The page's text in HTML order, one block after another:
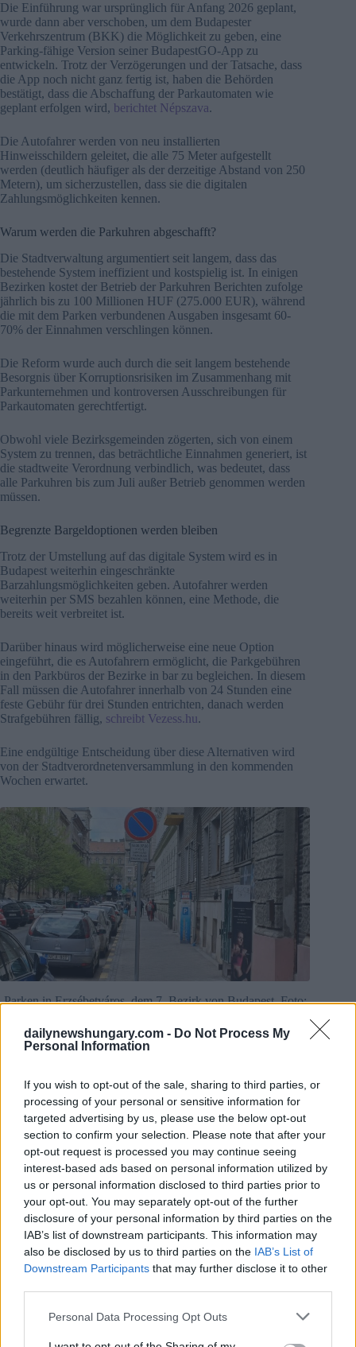
dailynewshungary.com - Do Not Process My
Personal Information
If you wish to opt-out of the sale, sharing to third parties, or
processing of your personal or sensitive information for
targeted advertising by us, please use the below opt-out
section to confirm your selection. Please note that after your
opt-out request is processed you may continue seeing
interest-based ads based on personal information utilized by
us or personal information disclosed to third parties prior to
your opt-out. You may separately opt-out of the further
disclosure of your personal information by third parties on the
IAB’s list of downstream participants. This information may
also be disclosed by us to third parties on the IAB’s List of
Downstream Participants that may further disclose it to other
Please note that this website/app uses one or more Google
Personal Data Processing Opt Outs
Die Einführung war ursprünglich für Anfang 2026 geplant,
wurde dann aber verschoben, um dem Budapester
Verkehrszentrum (BKK) die Möglichkeit zu geben, eine
Parking-fähige Version seiner BudapestGO-App zu
entwickeln. Trotz der Verzögerungen und der Tatsache, dass
die App noch nicht ganz fertig ist, haben die Behörden
bestätigt, dass die Abschaffung der Parkautomaten wie
geplant erfolgen wird, berichtet Népszava.
Die Autofahrer werden von neu installierten
Hinweisschildern geleitet, die alle 75 Meter aufgestellt
werden (deutlich häufiger als der derzeitige Abstand von 250
Metern), um sicherzustellen, dass sie die digitalen
Zahlungsmöglichkeiten kennen.
Warum werden die Parkuhren abgeschafft?
Die Stadtverwaltung argumentiert seit langem, dass das
bestehende System ineffizient und kostspielig ist. In einigen
Bezirken kostet der Betrieb der Parkuhren Berichten zufolge
jährlich bis zu 100 Millionen HUF (275.000 EUR), während
die mit dem Parken verbundenen Ausgaben insgesamt 60-
70% der Einnahmen verschlingen können.
Die Reform wurde auch durch die seit langem bestehende
Besorgnis über Korruptionsrisiken im Zusammenhang mit
Parkunternehmen und kontroversen Ausschreibungen für
Parkautomaten gerechtfertigt.
Obwohl viele Bezirksgemeinden zögerten, sich von einem
System zu trennen, das beträchtliche Einnahmen generiert, ist
die stadtweite Verordnung verbindlich, was bedeutet, dass
alle Parkuhren bis zum Juli außer Betrieb genommen werden
müssen.
Begrenzte Bargeldoptionen werden bleiben
Trotz der Umstellung auf das digitale System wird es in
Budapest weiterhin eingeschränkte
Barzahlungsmöglichkeiten geben. Autofahrer werden
weiterhin per SMS bezahlen können, eine Methode, die
bereits weit verbreitet ist.
Darüber hinaus wird möglicherweise eine neue Option
eingeführt, die es Autofahrern ermöglicht, die Parkgebühren
in den Parkbüros der Bezirke in bar zu begleichen. In diesem
Fall müssen die Autofahrer innerhalb von 24 Stunden eine
feste Gebühr für drei Stunden entrichten, danach werden
Strafgebühren fällig, schreibt Vezess.hu.
Eine endgültige Entscheidung über diese Alternativen wird
von der Stadtverordnetenversammlung in den kommenden
Wochen erwartet.
Parken in Erzsébetváros, dem 7. Bezirk von Budapest. Foto:
Parkgebühren sollen deutlich steigen
vornehmen, die bereits vor zwei Jahren beschlossen worden
Die neuen Stundensätze werden wie folgt sein:
Zone A:HUF 800 (vorher 600), werktags 8:00-22:00
HUF 600 (vorher 450), werktags bis 20:00
Zone C:HUF 400 (vorher 300), werktags 8:00-18:00
Zone D: HUF 300 (vorher 200), werktags 8:00-18:00
Geplante Ermäßigungen, wie z.B. eine 25%ige Ermäßigung
für Nutzer, die über die BudapestGO-App bezahlen oder
der App fertiggestellt ist.